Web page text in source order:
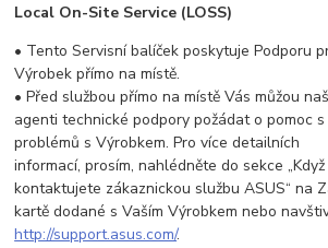
Local On-Site Service (LOSS)
• Tento Servisní balíček poskytuje Podporu
Výrobek přímo na místě.
• Před službou přímo na místě Vás můžou
agenti technické podpory požádat o pomoc s
problémů s Výrobkem. Pro více detailních
informací, prosím, nahlédněte do sekce „Když
kontaktujete zákaznickou službu ASUS“ na
kartě dodané s Vaším Výrobkem nebo
http://support.asus.com/.